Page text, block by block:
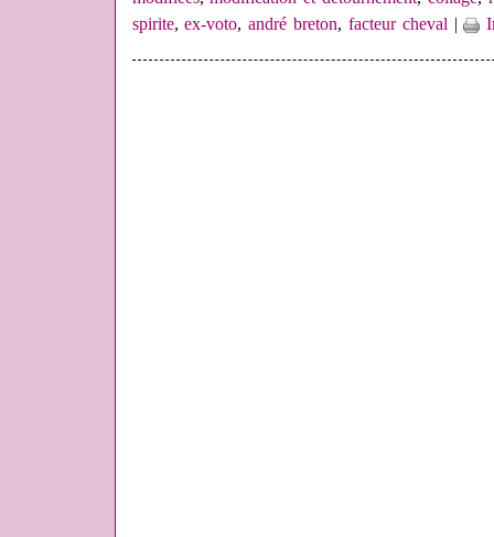
spirite,ex-voto,andré breton, facteur cheval|